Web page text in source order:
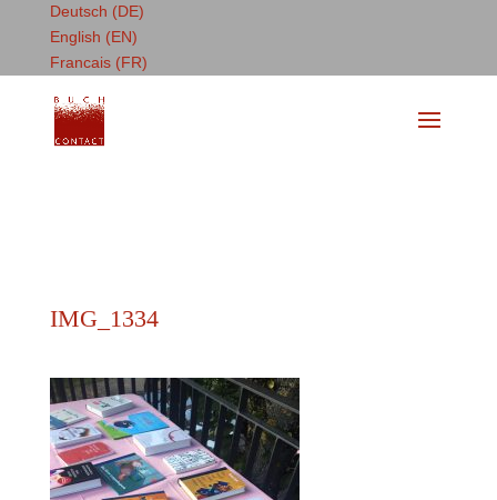
Deutsch (DE)
English (EN)
Francais (FR)
IMG_1334